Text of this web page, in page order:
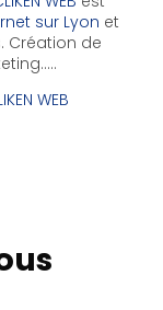
sur Lyon et
Création de
WEB